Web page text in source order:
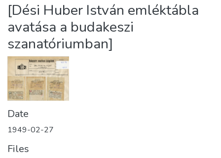
About us
[Dési Huber István emléktábla
avatása a budakeszi
szanatóriumban]
Date
1949-02-27
Files